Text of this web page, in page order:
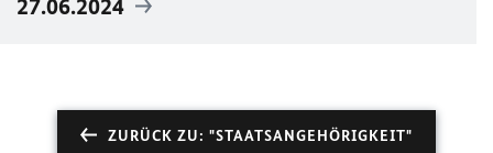
27.06.2024
ZURÜCK ZU: "STAATSANGEHÖRIGKEIT"